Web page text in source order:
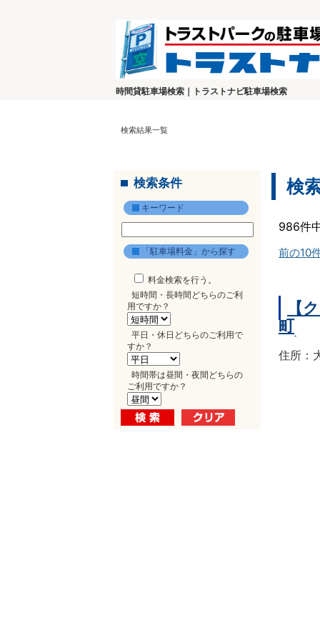
時間貸駐車場検索｜トラストナビ駐車場検索
検索結果一覧
検索条件
キーワード
「駐車場料金」から探す
料金検索を行う。
短時間・長時間どちらのご利
用ですか？
平日・休日どちらのご利用で
すか？
時間帯は昼間・夜間どちらの
ご利用ですか？
検
986件
前の10
【
町
住所：